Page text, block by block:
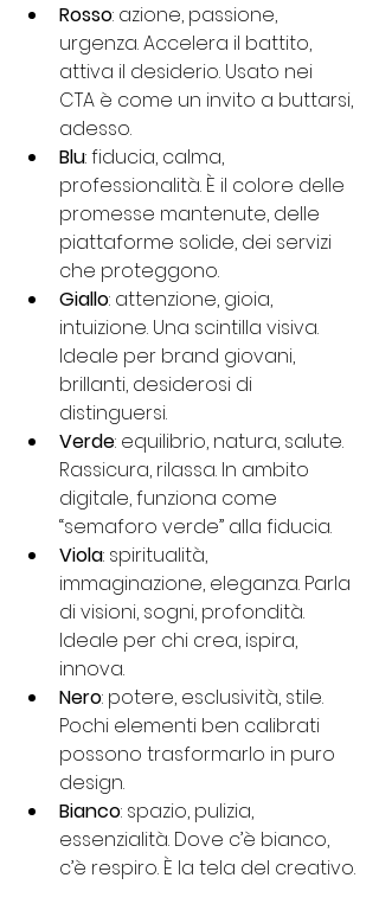
Rosso: azione, passione,
urgenza. Accelera il battito,
attiva il desiderio. Usato nei
CTA è come un invito a buttarsi,
adesso.
Blu: fiducia, calma,
professionalità. È il colore delle
promesse mantenute, delle
piattaforme solide, dei servizi
che proteggono.
Giallo: attenzione, gioia,
intuizione. Una scintilla visiva.
Ideale per brand giovani,
brillanti, desiderosi di
distinguersi.
Verde: equilibrio, natura, salute.
Rassicura, rilassa. In ambito
digitale, funziona come
“semaforo verde” alla fiducia.
Viola: spiritualità,
immaginazione, eleganza. Parla
di visioni, sogni, profondità.
Ideale per chi crea, ispira,
innova.
Nero: potere, esclusività, stile.
Pochi elementi ben calibrati
possono trasformarlo in puro
design.
Bianco: spazio, pulizia,
essenzialità. Dove c’è bianco,
c’è respiro. È la tela del creativo.